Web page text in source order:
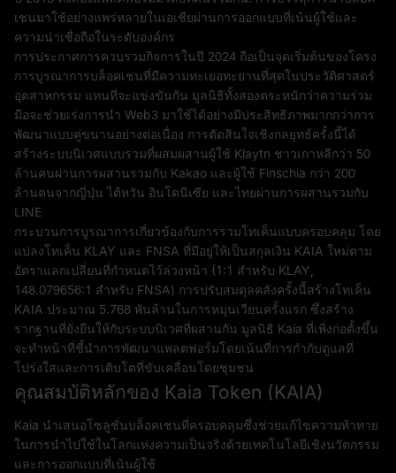
เชนมาใช้อย่างแพร่หลายในเอเชียผ่านการออกแบบที่เน้นผู้ใช้และ
ความน่าเชื่อถือในระดับองค์กร
การประกาศการควบรวมกิจการในปี 2024 ถือเป็นจุดเริ่มต้นของโครง
การบูรณาการบล็อคเชนที่มีความทะเยอทะยานที่สุดในประวัติศาสตร์
อุตสาหกรรม แทนที่จะแข่งขันกัน มูลนิธิทั้งสองตระหนักว่าความร่วม
มือจะช่วยเร่งการนำ Web3 มาใช้ได้อย่างมีประสิทธิภาพมากกว่าการ
พัฒนาแบบคู่ขนานอย่างต่อเนื่อง การตัดสินใจเชิงกลยุทธ์ครั้งนี้ได้
สร้างระบบนิเวศแบบรวมที่ผสมผสานผู้ใช้ Klaytn ชาวเกาหลีกว่า 50
ล้านคนผ่านการผสานรวมกับ Kakao และผู้ใช้ Finschia กว่า 200
ล้านคนจากญี่ปุ่น ไต้หวัน อินโดนีเซีย และไทยผ่านการผสานรวมกับ
LINE
กระบวนการบูรณาการเกี่ยวข้องกับการรวมโทเค็นแบบครอบคลุม โดย
แปลงโทเค็น KLAY และ FNSA ที่มีอยู่ให้เป็นสกุลเงิน KAIA ใหม่ตาม
อัตราแลกเปลี่ยนที่กำหนดไว้ล่วงหน้า (1:1 สำหรับ KLAY,
148.079656:1 สำหรับ FNSA) การปรับสมดุลคลังครั้งนี้สร้างโทเค็น
KAIA ประมาณ 5.768 พันล้านในการหมุนเวียนครั้งแรก ซึ่งสร้าง
รากฐานที่ยั่งยืนให้กับระบบนิเวศที่ผสานกัน มูลนิธิ Kaia ที่เพิ่งก่อตั้งขึ้น
จะทำหน้าที่ชี้นำการพัฒนาแพลตฟอร์มโดยเน้นที่การกำกับดูแลที่
โปร่งใสและการเติบโตที่ขับเคลื่อนโดยชุมชน
คุณสมบัติหลักของ Kaia Token (KAIA)
Kaia นำเสนอโซลูชั่นบล็อคเชนที่ครอบคลุมซึ่งช่วยแก้ไขความท้าทาย
ในการนำไปใช้ในโลกแห่งความเป็นจริงด้วยเทคโนโลยีเชิงนวัตกรรม
และการออกแบบที่เน้นผู้ใช้